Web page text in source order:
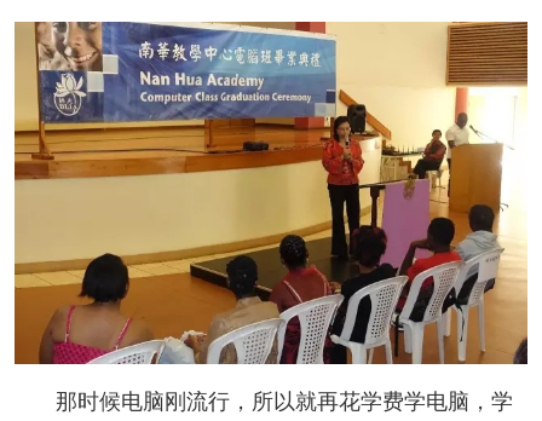
那时候电脑刚流行，所以就再花学费学电脑，学